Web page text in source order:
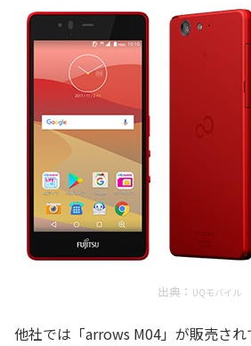
出典： UQモバイル
他社では「arrows M04」が販売さ